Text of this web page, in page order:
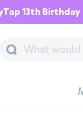
13th Birthday